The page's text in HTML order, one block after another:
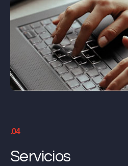
.04
Servicios